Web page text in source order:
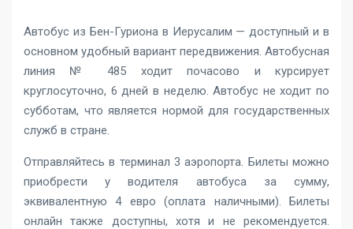
Автобус из Бен-Гуриона в Иерусалим — доступный и в
основном удобный вариант передвижения. Автобусная
линия № 485 ходит почасово и курсирует
круглосуточно, 6 дней в неделю. Автобус не ходит по
субботам, что является нормой для государственных
служб в стране.
Отправляйтесь в терминал 3 аэропорта. Билеты можно
приобрести у водителя автобуса за сумму,
эквивалентную 4 евро (оплата наличными). Билеты
онлайн также доступны, хотя и не рекомендуется.